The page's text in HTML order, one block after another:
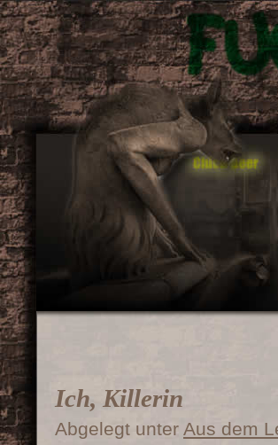
Ich, Killerin
Abgelegt unter Aus dem